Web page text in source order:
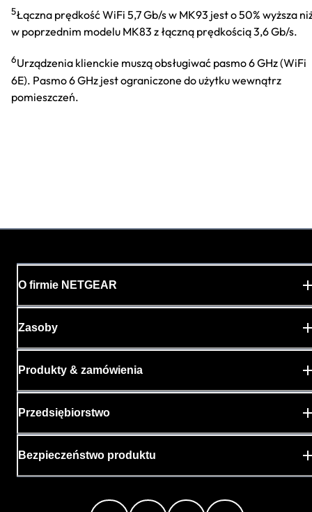
5Łączna prędkość WiFi 5,7 Gb/s w MK93 jest o 50% wyższa
w poprzednim modelu MK83 z łączną prędkością 3,6 Gb/s.
6Urządzenia klienckie muszą obsługiwać pasmo 6 GHz (WiFi
6E). Pasmo 6 GHz jest ograniczone do użytku wewnątrz
pomieszczeń.
O firmie NETGEAR
Zasoby
Produkty & zamówienia
Przedsiębiorstwo
Bezpieczeństwo produktu